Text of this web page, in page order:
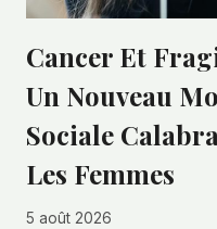
Cancer Et
Un Nouveau
Sociale
Les Femmes
5 août 2026